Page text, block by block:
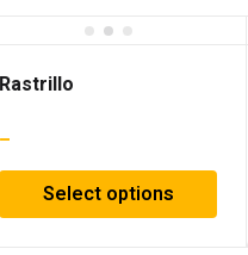
Rastrillo
–
Select options